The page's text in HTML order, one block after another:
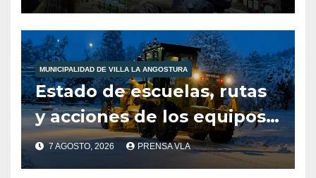
de Sabores.
MUNICIPALIDAD DE VILLA LA ANGOSTURA
Estado de escuelas, rutas
y acciones de los equipos
municipales – Villa La
Angostura – 7 de agosto –
7 AGOSTO, 2026 PRENSA VLA